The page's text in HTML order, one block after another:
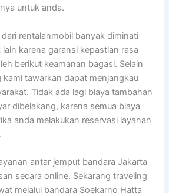
untuk anda.
rentalanmobil banyak diminati
karena garansi kepastian rasa
berikut keamanan bagasi. Selain
kami tawarkan dapat menjangkau
Tidak ada lagi biaya tambahan
dibelakang, karena semua biaya
anda melakukan reservasi layanan
antar jemput bandara Jakarta
secara online. Sekarang traveling
melalui bandara Soekarno Hatta